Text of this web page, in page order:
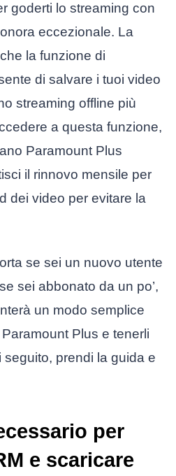
goderti lo streaming con
eccezionale. La
la funzione di
di salvare i tuoi video
streaming offline più
a questa funzione,
Paramount Plus
il rinnovo mensile per
dei video per evitare la
se sei un nuovo utente
sei abbonato da un po’,
un modo semplice
Plus e tenerli
prendi la guida e
per
e scaricare